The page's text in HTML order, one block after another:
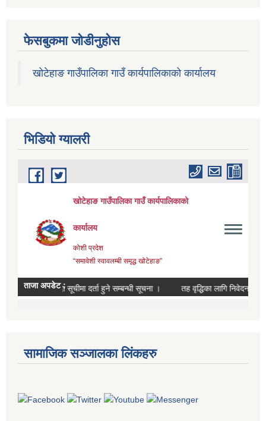
फेसबुकमा जोडीनुहोस
खोटेहाङ गाउँपालिका गाउँ कार्यपालिकाको कार्यालय
भिडियाे ग्यालरी
सामाजिक सञ्जालका लिंकहरु